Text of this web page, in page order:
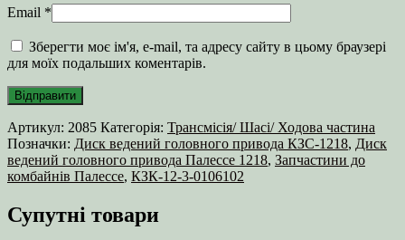
Email *
Зберегти моє ім'я, e-mail, та адресу сайту в цьому браузері
для моїх подальших коментарів.
Артикул: 2085 Категорія: Трансмісія/ Шасі/ Ходова частина
Позначки: Диск ведений головного привода КЗС-1218, Диск
ведений головного привода Палессе 1218, Запчастини до
комбайнів Палессе, КЗК-12-3-0106102
Супутні товари